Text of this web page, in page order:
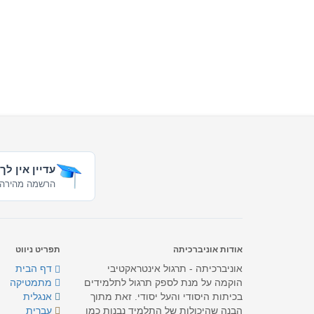
עדיין אין
הרשמה
אודות אוניברכיתה
אוניברכיתה - תרגול אינטראקטיבי
הוקמה על מנת לספק תרגול לתלמידים
בכיתות היסודי והעל יסודי. זאת מתוך
הבנה שהיכולות של התלמיד נבנות כמו
תפריט ניווט
דף הבית
מתמטיקה
אנגלית
עברית